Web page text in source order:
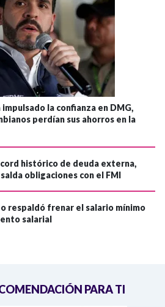
la confianza en DMG,
perdían sus ahorros en la
histórico de deuda externa,
obligaciones con el FMI
respaldó frenar el salario mínimo
salarial
PARA TI